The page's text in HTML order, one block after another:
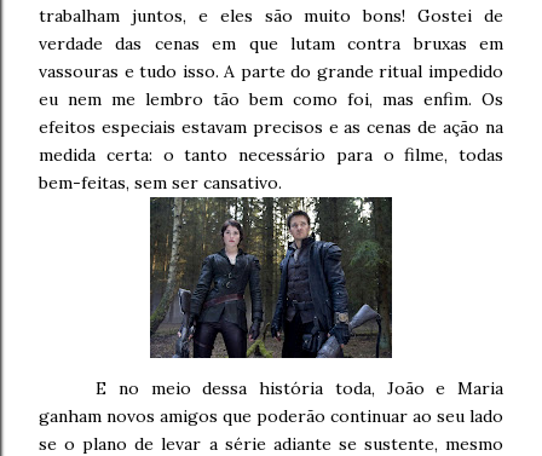
trabalham juntos, e eles são muito bons! Gostei de
verdade das cenas em que lutam contra bruxas em
vassouras e tudo isso. A parte do grande ritual impedido
eu nem me lembro tão bem como foi, mas enfim. Os
efeitos especiais estavam precisos e as cenas de ação na
medida certa: o tanto necessário para o filme, todas
bem-feitas, sem ser cansativo.
E no meio dessa história toda, João e Maria
ganham novos amigos que poderão continuar ao seu lado
se o plano de levar a série adiante se sustente, mesmo